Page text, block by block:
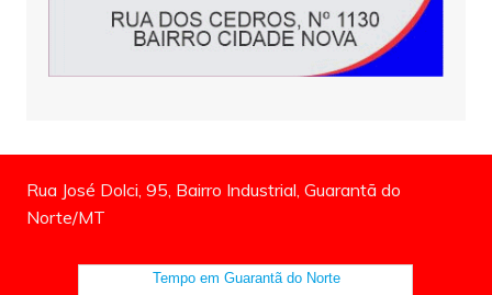
Rua José Dolci, 95, Bairro Industrial, Guarantã do
Norte/MT